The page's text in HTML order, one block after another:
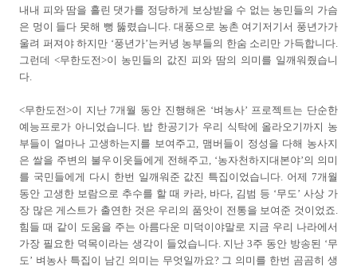
내내 피와 땀을 흘린 댓가를 정당하게 보상받을 수 없는 농민들의 가슴
은 멍이 들다 못해 뻥 뚫렸습니다. 대풍으로 농촌 여기저기서 풍년가가
울려 퍼져야 하지만 ‘풍년가’는커녕 농부들의 한숨 소리만 가득합니다.
그런데 <무한도전>이 농민들의 값진 피와 땀의 의미를 일깨워줬습니
다.
<무한도전>이 지난 7개월 동안 진행해온 ‘벼농사’ 프로젝트는 단순한
예능프로가 아니었습니다. 밥 한공기가 우리 식탁에 올라오기까지 농
부들이 얼마나 고생하는지를 보여주고, 맴버들이 정성을 다해 농사지
은 쌀을 주변의 불우이웃들에게 전해주고, ‘농자천하지대본야’의 의미
를 국민들에게 다시 한번 일깨워준 값진 특집이었습니다. 어제 7개월
동안 고생한 보람으로 추수를 할 때 카라, 바다, 김범 등 ‘무도’ 사상 가
장 많은 게스트가 출연한 것은 우리의 품앗이 전통을 보여준 것이었죠.
힘들 때 같이 도움을 주는 아름다운 미덕이야말로 지금 우리 나라에서
가장 필요한 덕목이라는 생각이 들었습니다. 지난 3주 동안 방송된 ‘무
도’ 벼농사 특집이 남긴 의미는 무엇일까요? 그 의미를 한번 곰곰히 생